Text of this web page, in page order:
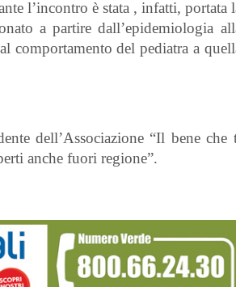
l’incontro è stata , infatti, portata
a partire dall’epidemiologia
comportamento del pediatra a
dell’Associazione “Il bene che
anche fuori regione”.